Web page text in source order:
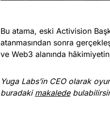
Bu atama, eski Activision
atanmasından sonra
ve Web3 alanında
Yuga Labs’in CEO olarak
buradaki makalede